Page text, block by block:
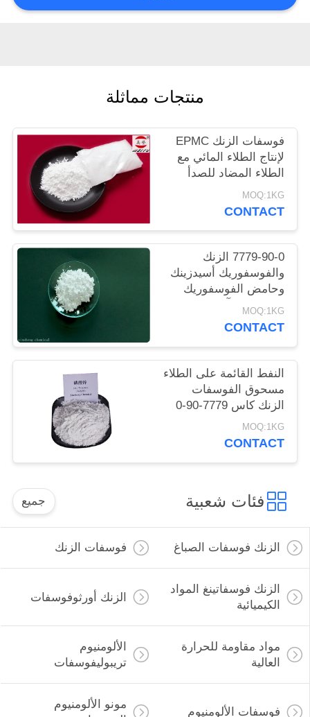
منتجات مماثلة
فوسفات الزنك EPMC
لإنتاج الطلاء المائي مع
الطلاء المضاد للصدأ
منخفض المعادن الثقيلة
MOQ:1KG
CONTACT
7779-90-0 الزنك
والفوسفوريك أسيدزينك
وحامض الفوسفوريك
المضادة للتآكل الطلاء
للصلب
MOQ:1KG
CONTACT
النفط القائمة على الطلاء
مسحوق الفوسفات
الزنك كاس 7779-90-0
للسفن والصلب الهياكل
حماية
MOQ:1KG
CONTACT
فئات شعبية جميع
الزنك فوسفات الصباغ فوسفات الزنك
الزنك فوسفاتينغ المواد
الكيميائية
الزنك أورثوفوسفات
مواد مقاومة للحرارة
العالية
الألومنيوم
تريبوليفوسفات
فوسفات الألومنيوم
مونو الألومنيوم